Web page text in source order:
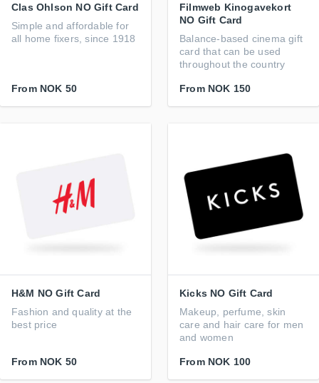
Clas Ohlson NO Gift Card
Simple and affordable for
all home fixers, since 1918
From NOK 50
Filmweb Kinogavekort
NO Gift Card
Balance-based cinema gift
card that can be used
throughout the country
From NOK 150
H&M NO Gift Card
Fashion and quality at the
best price
From NOK 50
Kicks NO Gift Card
Makeup, perfume, skin
care and hair care for men
and women
From NOK 100